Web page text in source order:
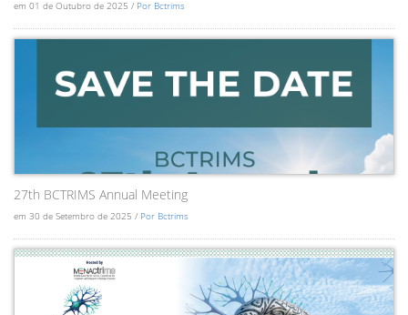
em 01 de Outubro de 2025 / Por Bctrims
27th BCTRIMS Annual Meeting
em 30 de Setembro de 2025 / Por Bctrims